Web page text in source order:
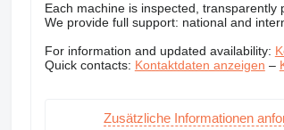
Each machine is inspected,
We provide full support: national and
For information and updated availability:
Quick contacts: Kontaktdaten anzeigen –
Zusätzliche Informationen